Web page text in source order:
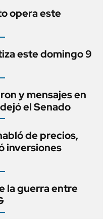
opera este
este domingo 9
y mensajes en
el Senado
de precios,
inversiones
la guerra entre